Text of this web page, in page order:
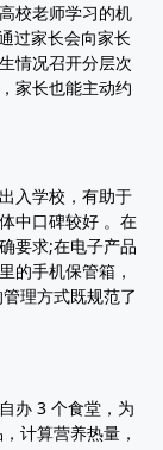
校老师学习的机
过家长会向家长
情况召开分层次
家长也能主动约
入学校，有助于
中口碑较好 。在
要求;在电子产品
的手机保管箱，
理方式既规范了
办 3 个食堂，为
计算营养热量，